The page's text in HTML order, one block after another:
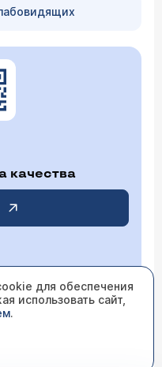
качества
НЕОБХОДИМО
для обеспечения
использовать сайт,
.